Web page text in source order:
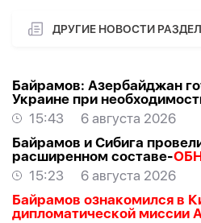
ДРУГИЕ НОВОСТИ
Байрамов: Азербайджан
Украине при
15:43
6 августа 2026
Байрамов и Сибига
расширенном составе-
15:23
6 августа 2026
Байрамов ознакомился в
дипломатической миссии